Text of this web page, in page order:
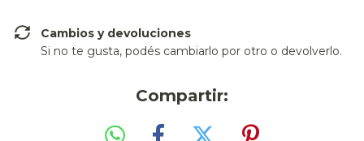
Cambios y devoluciones
Si no te gusta, podés cambiarlo por otro o devolverlo.
Compartir: